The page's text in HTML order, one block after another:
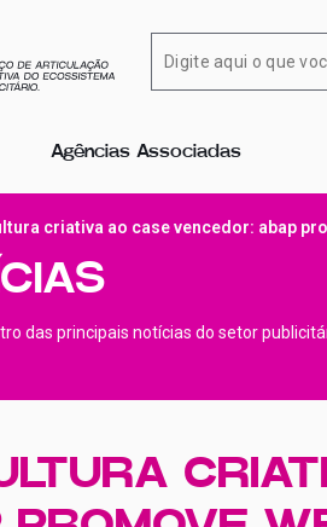
Agências Associadas
criativa ao case vencedor: abap
das principais notícias do setor